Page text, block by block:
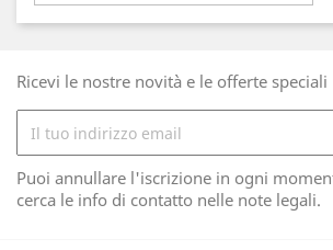
Ricevi le nostre novità e le offerte speciali
Puoi annullare l'iscrizione in ogni
cerca le info di contatto nelle note legali.